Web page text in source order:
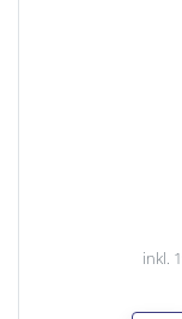
inkl.